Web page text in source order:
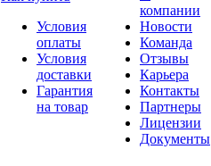
Условия
оплаты
Условия
доставки
Гарантия
на товар
компании
Новости
Команда
Отзывы
Карьера
Контакты
Партнеры
Лицензии
Документы